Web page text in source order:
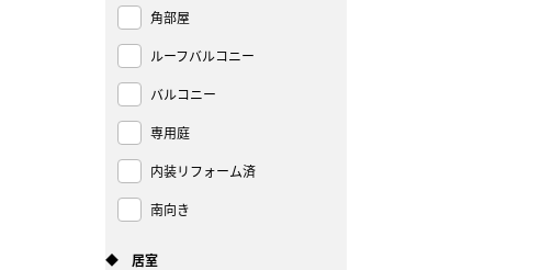
角部屋
ルーフバルコニー
バルコニー
専用庭
内装リフォーム済
南向き
◆ 居室